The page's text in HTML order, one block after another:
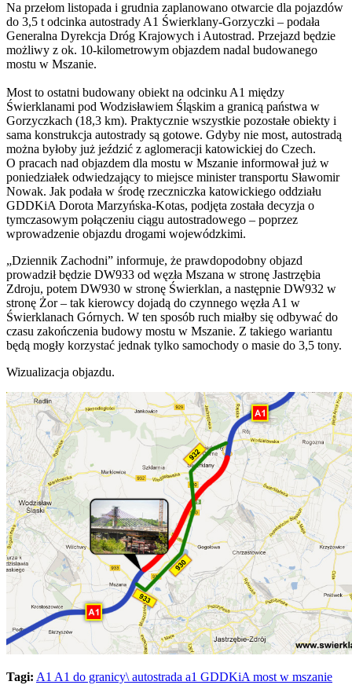
Na przełom listopada i grudnia zaplanowano otwarcie dla pojazdów
do 3,5 t odcinka autostrady A1 Świerklany-Gorzyczki – podała
Generalna Dyrekcja Dróg Krajowych i Autostrad. Przejazd będzie
możliwy z ok. 10-kilometrowym objazdem nadal budowanego
mostu w Mszanie.
Most to ostatni budowany obiekt na odcinku A1 między
Świerklanami pod Wodzisławiem Śląskim a granicą państwa w
Gorzyczkach (18,3 km). Praktycznie wszystkie pozostałe obiekty i
sama konstrukcja autostrady są gotowe. Gdyby nie most, autostradą
można byłoby już jeździć z aglomeracji katowickiej do Czech.
O pracach nad objazdem dla mostu w Mszanie informował już w
poniedziałek odwiedzający to miejsce minister transportu Sławomir
Nowak. Jak podała w środę rzeczniczka katowickiego oddziału
GDDKiA Dorota Marzyńska-Kotas, podjęta została decyzja o
tymczasowym połączeniu ciągu autostradowego – poprzez
wprowadzenie objazdu drogami wojewódzkimi.
„Dziennik Zachodni” informuje, że prawdopodobny objazd
prowadził będzie DW933 od węzła Mszana w stronę Jastrzębia
Zdroju, potem DW930 w stronę Świerklan, a następnie DW932 w
stronę Żor – tak kierowcy dojadą do czynnego węzła A1 w
Świerklanach Górnych. W ten sposób ruch miałby się odbywać do
czasu zakończenia budowy mostu w Mszanie. Z takiego wariantu
będą mogły korzystać jednak tylko samochody o masie do 3,5 tony.
Wizualizacja objazdu.
Tagi: A1 A1 do granicy\ autostrada a1 GDDKiA most w mszanie